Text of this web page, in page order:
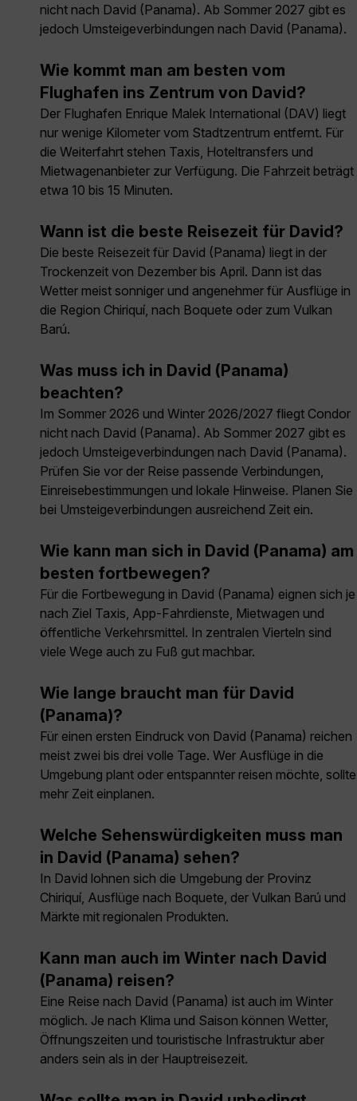
nicht nach David (Panama). Ab Sommer 2027 gibt es
jedoch Umsteigeverbindungen nach David (Panama).
Wie kommt man am besten vom
Flughafen ins Zentrum von David?
Der Flughafen Enrique Malek International (DAV) liegt
nur wenige Kilometer vom Stadtzentrum entfernt. Für
die Weiterfahrt stehen Taxis, Hoteltransfers und
Mietwagenanbieter zur Verfügung. Die Fahrzeit beträgt
etwa 10 bis 15 Minuten.
Wann ist die beste Reisezeit für David?
Die beste Reisezeit für David (Panama) liegt in der
Trockenzeit von Dezember bis April. Dann ist das
Wetter meist sonniger und angenehmer für Ausflüge in
die Region Chiriquí, nach Boquete oder zum Vulkan
Barú.
Was muss ich in David (Panama)
beachten?
Im Sommer 2026 und Winter 2026/2027 fliegt Condor
nicht nach David (Panama). Ab Sommer 2027 gibt es
jedoch Umsteigeverbindungen nach David (Panama).
Prüfen Sie vor der Reise passende Verbindungen,
Einreisebestimmungen und lokale Hinweise. Planen Sie
bei Umsteigeverbindungen ausreichend Zeit ein.
Wie kann man sich in David (Panama) am
besten fortbewegen?
Für die Fortbewegung in David (Panama) eignen sich je
nach Ziel Taxis, App-Fahrdienste, Mietwagen und
öffentliche Verkehrsmittel. In zentralen Vierteln sind
viele Wege auch zu Fuß gut machbar.
Wie lange braucht man für David
(Panama)?
Für einen ersten Eindruck von David (Panama) reichen
meist zwei bis drei volle Tage. Wer Ausflüge in die
Umgebung plant oder entspannter reisen möchte, sollte
mehr Zeit einplanen.
Welche Sehenswürdigkeiten muss man
in David (Panama) sehen?
In David lohnen sich die Umgebung der Provinz
Chiriquí, Ausflüge nach Boquete, der Vulkan Barú und
Märkte mit regionalen Produkten.
Kann man auch im Winter nach David
(Panama) reisen?
Eine Reise nach David (Panama) ist auch im Winter
möglich. Je nach Klima und Saison können Wetter,
Öffnungszeiten und touristische Infrastruktur aber
anders sein als in der Hauptreisezeit.